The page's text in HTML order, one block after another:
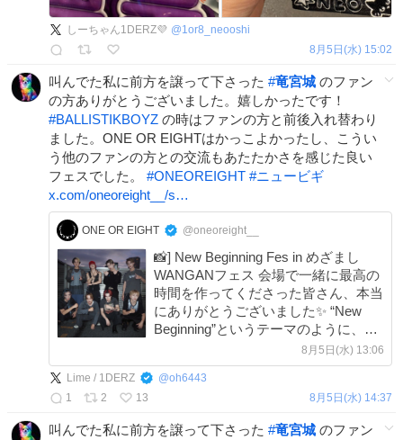
しーちゃん1DERZ💜 @1or8_neooshi
8月5日(水) 15:02
叫んでた私に前方を譲って下さった #竜宮城 のファン
の方ありがとうございました。嬉しかったです！
#BALLISTIKBOYZ の時はファンの方と前後入れ替わり
ました。ONE OR EIGHTはかっこよかったし、こうい
う他のファンの方との交流もあたたかさを感じた良い
フェスでした。 #ONEOREIGHT #ニュービギ
x.com/oneoreight__/s…
ONE OR EIGHT @oneoreight__
📸] New Beginning Fes in めざまし
WANGANフェス 会場で一緒に最高の
時間を作ってくださった皆さん、本当
にありがとうございました✨ “New
Beginning”というテーマのように、今
日のライブがONE OR EIGHTとの新
しい出会いや、誰かの新しい一歩につ
ながっていたら嬉しいです。
8月5日(水) 13:06
Lime / 1DERZ @oh6443
1
2 13 8月5日(水) 14:37
叫んでた私に前方を譲って下さった #竜宮城 のファン